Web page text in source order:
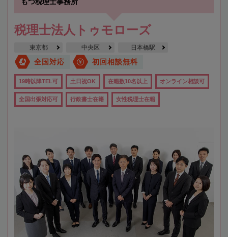
税理士法人トゥモローズ
東京都 中央区 日本橋駅
全国対応 初回相談無料
19時以降TEL可 土日祝OK 在籍数10名以上 オンライン相談可
全国出張対応可 行政書士在籍 女性税理士在籍